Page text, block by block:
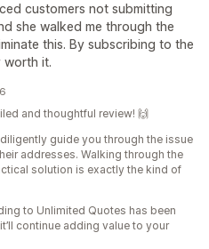
customers not submitting
she walked me through the
this. By subscribing to the
worth it.
and thoughtful review! 🙌
guide you through the issue
addresses. Walking through the
solution is exactly the kind of
to Unlimited Quotes has been
continue adding value to your